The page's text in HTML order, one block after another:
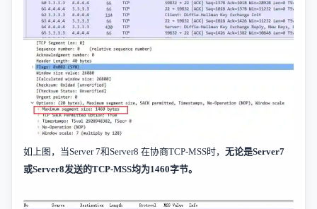
如上图，当Server 7和Server8 在协商TCP-MSS时， 无论是Server7
或Server8发送的TCP-MSS均为1460字节。